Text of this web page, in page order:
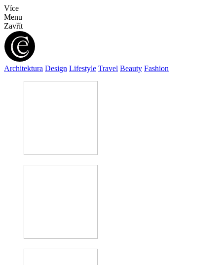
Více
Menu
Zavřít
Architektura Design Lifestyle Travel Beauty Fashion